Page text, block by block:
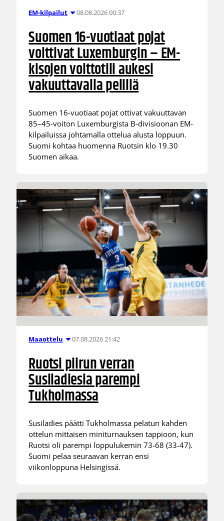
EM-kilpailut 08.08.2026 00:37
Suomen 16-vuotiaat pojat
voittivat Luxemburgin – EM-
kisojen voittotili aukesi
vakuuttavalla pelillä
Suomen 16-vuotiaat pojat ottivat vakuuttavan
85–45-voiton Luxemburgista B-divisioonan EM-
kilpailuissa johtamalla ottelua alusta loppuun.
Suomi kohtaa huomenna Ruotsin klo 19.30
Suomen aikaa.
Maaottelu 07.08.2026 21:42
Ruotsi piirun verran
Susiladiesia parempi
Tukholmassa
Susiladies päätti Tukholmassa pelatun kahden
ottelun mittaisen miniturnauksen tappioon, kun
Ruotsi oli parempi loppulukemin 73-68 (33-47).
Suomi pelaa seuraavan kerran ensi
viikonloppuna Helsingissä.